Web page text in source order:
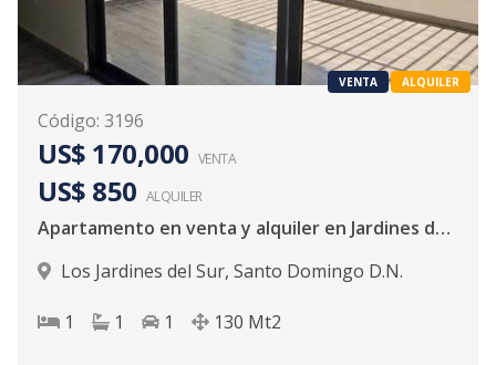
VENTA ALQUILER
Código: 3196
US$ 170,000 VENTA
US$ 850 ALQUILER
Apartamento en venta y alquiler en Jardines del Sur
Los Jardines del Sur, Santo Domingo D.N.
1 1 1 130 Mt2